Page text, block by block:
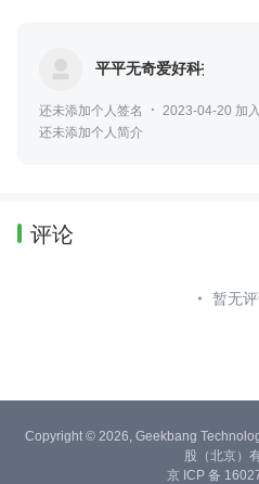
平平无奇爱好科技
还未添加个人签名
2023-04-20 加入
还未添加个人简介
评论
暂无
Copyright © 2026, Geekbang
股（北京）
京 ICP 备